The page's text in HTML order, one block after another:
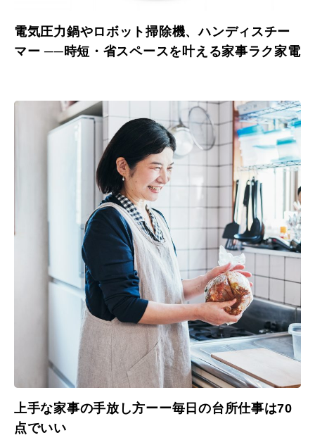
電気圧力鍋やロボット掃除機、ハンディスチー
マー ──時短・省スペースを叶える家事ラク家電
上手な家事の手放し方ーー毎日の台所仕事は70
点でいい